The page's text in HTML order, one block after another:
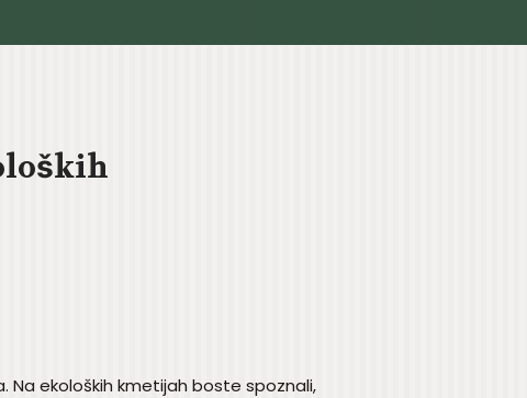
Na ekoloških kmetijah boste spoznali,